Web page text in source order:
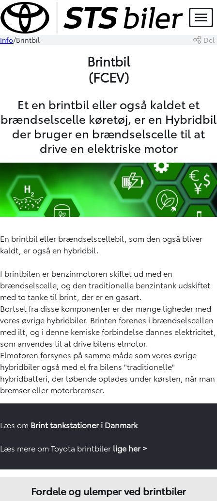
Menu
Info Brintbil Del
Brintbil
(FCEV)
Et en brintbil eller også kaldet et
brændselscelle køretøj, er en Hybridbil
der bruger en brændselscelle til at
drive en elektriske motor
En brintbil eller brændselscellebil, som den også bliver
kaldt, er også en hybridbil.
I brintbilen er benzinmotoren skiftet ud med en
brændselscelle, og den traditionelle benzintank udskiftet
med to tanke til brint, der er en gasart.
Bortset fra disse komponenter er der mange ligheder med
vores øvrige hybridbiler. Brinten forenes i brændselscellen
med ilt, og i denne kemiske forbindelse dannes elektricitet,
som anvendes til at drive bilens elmotor.
Elmotoren forsynes på samme måde som vores øvrige
hybridbiler også med el fra bilens "traditionelle"
hybridbatteri, der løbende oplades under kørslen, når man
bremser eller motorbremser.
Læs om Brint tankstationer i Danmark
Læs mere om Toyota brintbiler lige her >
Fordele og ulemper ved brintbiler